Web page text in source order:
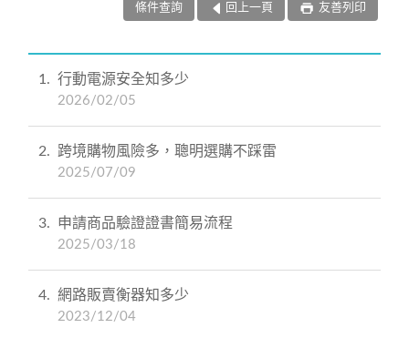
條件查詢 回上一頁 友善列印
1 行動電源安全知多少
2026/02/05
2 跨境購物風險多，聰明選購不踩雷
2025/07/09
3 申請商品驗證證書簡易流程
2025/03/18
4 網路販賣衡器知多少
2023/12/04